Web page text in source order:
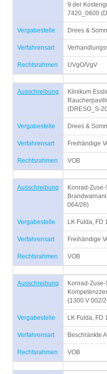
9 der
7420_0600
Vergabestelle Drees &
Verfahrensart
Rechtsrahmen UVgO/VgV
Ausschreibung
Klinikum
(DRESO_S-
Vergabestelle Drees &
Verfahrensart Freihändige
Rechtsrahmen VOB
Ausschreibung
Konrad-
064/26)
Vergabestelle LK Fulda, FD
Verfahrensart Freihändige
Rechtsrahmen VOB
Ausschreibung
Konrad-
(1300 V 002/
Vergabestelle LK Fulda, FD
Verfahrensart Beschränkte
Rechtsrahmen VOB